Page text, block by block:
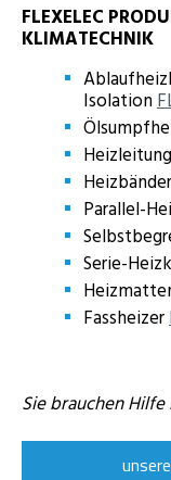
FLEXELEC
KLIMATECHNIK
Isolation
Heizbänder
Parallel-
Serie-
Fassheizer
Sie brauchen